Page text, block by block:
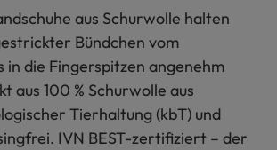
aus Schurwolle halten
Bündchen vom
in die Fingerspitzen angenehm
aus 100 % Schurwolle aus
Tierhaltung (kbT) und
IVN BEST-zertifiziert – der